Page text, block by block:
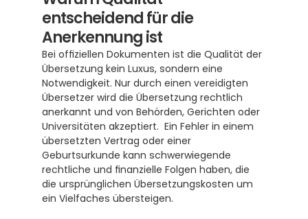
entscheidend für die
Anerkennung ist
Bei offiziellen Dokumenten ist die Qualität der
Übersetzung kein Luxus, sondern eine
Notwendigkeit. Nur durch einen vereidigten
Übersetzer wird die Übersetzung rechtlich
anerkannt und von Behörden, Gerichten oder
Universitäten akzeptiert.  Ein Fehler in einem
übersetzten Vertrag oder einer
Geburtsurkunde kann schwerwiegende
rechtliche und finanzielle Folgen haben, die
die ursprünglichen Übersetzungskosten um
ein Vielfaches übersteigen.